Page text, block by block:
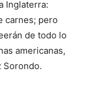
Inglaterra:
carnes; pero
de todo lo
americanas,
Sorondo.